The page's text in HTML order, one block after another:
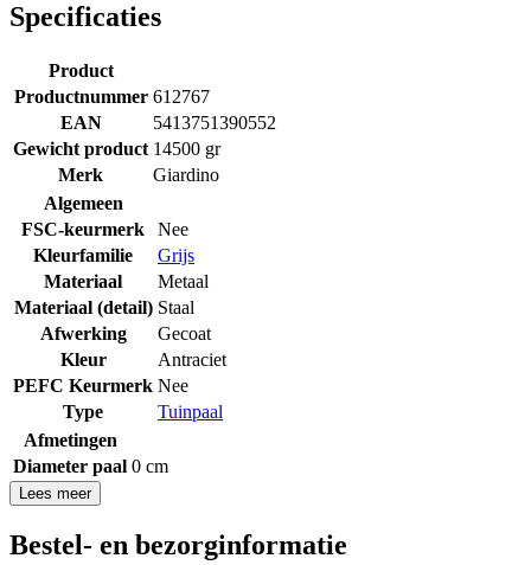
Specificaties
Product
Productnummer 612767
EAN
5413751390552
Gewicht product 14500 gr
Merk
Giardino
Algemeen
FSC-keurmerk
Nee
Kleurfamilie
Grijs
Materiaal
Metaal
Materiaal (detail) Staal
Afwerking
Gecoat
Kleur
Antraciet
PEFC Keurmerk Nee
Type
Tuinpaal
Afmetingen
Diameter paal 0 cm
Lees meer
Bestel- en bezorginformatie